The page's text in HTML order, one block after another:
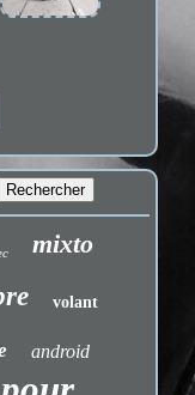
mixto
volant
android